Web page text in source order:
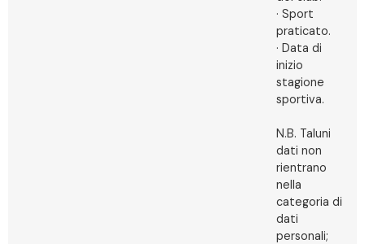
· Sport
praticato.
· Data di
inizio
stagione
sportiva.
N.B. Taluni
dati non
rientrano
nella
categoria di
dati
personali;